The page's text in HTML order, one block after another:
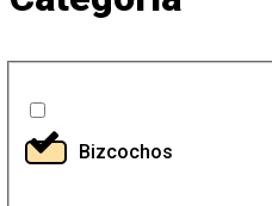
Bizcochos